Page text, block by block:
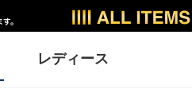
レディース